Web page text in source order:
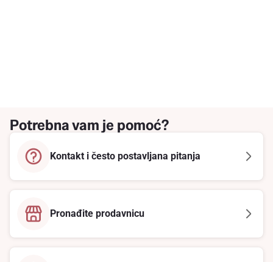
Potrebna vam je pomoć?
Kontakt i često postavljana pitanja
Pronađite prodavnicu